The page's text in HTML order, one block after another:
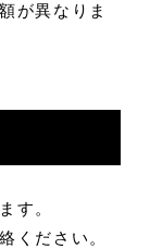
が異なりま
す。
ください。